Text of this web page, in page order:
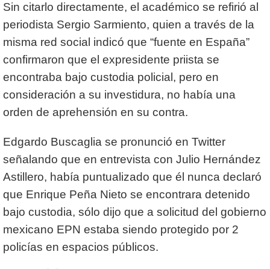
Sin citarlo directamente, el académico se refirió al
periodista Sergio Sarmiento, quien a través de la
misma red social indicó que “fuente en España”
confirmaron que el expresidente priista se
encontraba bajo custodia policial, pero en
consideración a su investidura, no había una
orden de aprehensión en su contra.
Edgardo Buscaglia se pronunció en Twitter
señalando que en entrevista con Julio Hernández
Astillero, había puntualizado que él nunca declaró
que Enrique Peña Nieto se encontrara detenido
bajo custodia, sólo dijo que a solicitud del gobierno
mexicano EPN estaba siendo protegido por 2
policías en espacios públicos.